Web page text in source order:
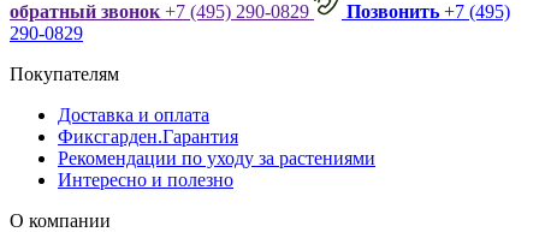
обратный звонок +7 (495) 290-0829 Позвонить +7 (495)
290-0829
Покупателям
Доставка и оплата
Фиксгарден.Гарантия
Рекомендации по уходу за растениями
Интересно и полезно
О компании